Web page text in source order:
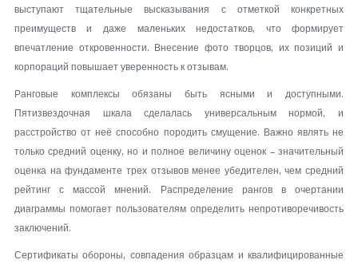
выступают тщательные высказывания с отметкой конкретных
преимуществ и даже маленьких недостатков, что формирует
впечатление откровенности. Внесение фото творцов, их позиций и
корпораций повышает уверенность к отзывам.
Ранговые комплексы обязаны быть ясными и доступными.
Пятизвездочная шкала сделалась универсальным нормой, и
расстройство от неё способно породить смущение. Важно являть не
только средний оценку, но и полное величину оценок – значительный
оценка на фундаменте трех отзывов менее убедителен, чем средний
рейтинг с массой мнений. Распределение рангов в очертании
диаграммы помогает пользователям определить непротиворечивость
заключений.
Сертификаты обороны, совпадения образцам и квалифицированные